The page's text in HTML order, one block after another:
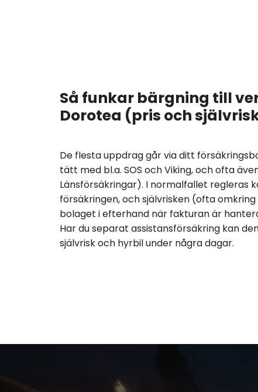
Så funkar bärgning till
Dorotea (pris och
De flesta uppdrag går via ditt
tätt med bl.a. SOS och Viking, och ofta
Länsförsäkringar). I normalfallet regleras
försäkringen, och självrisken (ofta omkring
bolaget i efterhand när fakturan är
Har du separat assistansförsäkring kan
självrisk och hyrbil under några dagar.